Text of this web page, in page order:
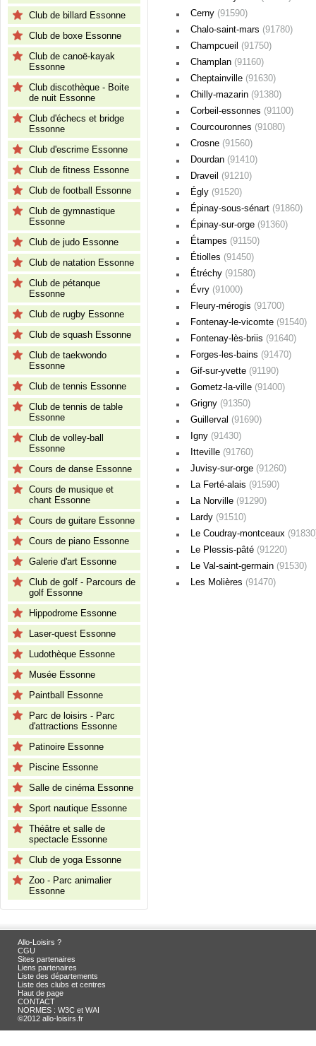
Club de billard Essonne
Club de boxe Essonne
Club de canoë-kayak
Essonne
Club discothèque - Boite
de nuit Essonne
Club d'échecs et bridge
Essonne
Club d'escrime Essonne
Club de fitness Essonne
Club de football Essonne
Club de gymnastique
Essonne
Club de judo Essonne
Club de natation Essonne
Club de pétanque
Essonne
Club de rugby Essonne
Club de squash Essonne
Club de taekwondo
Essonne
Club de tennis Essonne
Club de tennis de table
Essonne
Club de volley-ball
Essonne
Cours de danse Essonne
Cours de musique et
chant Essonne
Cours de guitare Essonne
Cours de piano Essonne
Galerie d'art Essonne
Club de golf - Parcours de
golf Essonne
Hippodrome Essonne
Laser-quest Essonne
Ludothèque Essonne
Musée Essonne
Paintball Essonne
Parc de loisirs - Parc
d'attractions Essonne
Patinoire Essonne
Piscine Essonne
Salle de cinéma Essonne
Sport nautique Essonne
Théâtre et salle de
spectacle Essonne
Club de yoga Essonne
Zoo - Parc animalier
Essonne
Cerny (91590)
Chalo-saint-mars (91780)
Champcueil (91750)
Champlan (91160)
Cheptainville (91630)
Chilly-mazarin (91380)
Corbeil-essonnes (91100)
Courcouronnes (91080)
Crosne (91560)
Dourdan (91410)
Draveil (91210)
Égly (91520)
Épinay-sous-sénart (91860)
Épinay-sur-orge (91360)
Étampes (91150)
Étiolles (91450)
Étréchy (91580)
Évry (91000)
Fleury-mérogis (91700)
Fontenay-le-vicomte (91540)
Fontenay-lès-briis (91640)
Forges-les-bains (91470)
Gif-sur-yvette (91190)
Gometz-la-ville (91400)
Grigny (91350)
Guillerval (91690)
Igny (91430)
Itteville (91760)
Juvisy-sur-orge (91260)
La Ferté-alais (91590)
La Norville (91290)
Lardy (91510)
Le Coudray-montceaux
Le Plessis-pâté (91220)
Le Val-saint-germain (91530)
Les Molières (91470)
Allo-Loisirs ?
CGU
Sites partenaires
Liens partenaires
Liste des départements
Liste des clubs et centres
Haut de page
CONTACT
NORMES : W3C et WAI
©2012 allo-loisirs.fr